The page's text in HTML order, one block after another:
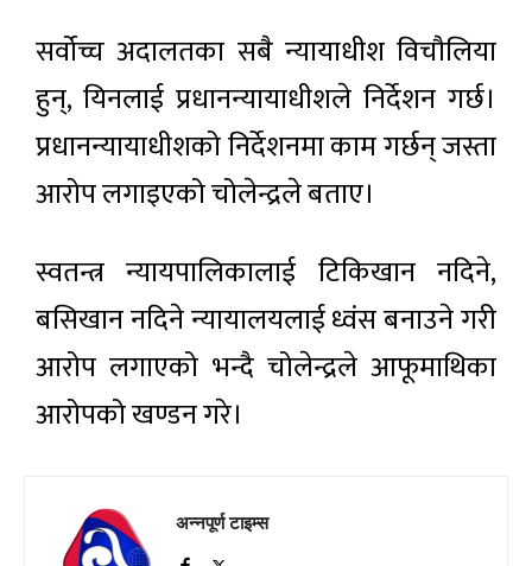
सर्वोच्च अदालतका सबै न्यायाधीश विचौलिया
हुन्, यिनलाई प्रधानन्यायाधीशले निर्देशन गर्छ।
प्रधानन्यायाधीशको निर्देशनमा काम गर्छन् जस्ता
आरोप लगाइएको चोलेन्द्रले बताए।
स्वतन्त्र न्यायपालिकालाई टिकिखान नदिने,
बसिखान नदिने न्यायालयलाई ध्वंस बनाउने गरी
आरोप लगाएको भन्दै चोलेन्द्रले आफूमाथिका
आरोपको खण्डन गरे।
अन्नपूर्ण टाइम्स